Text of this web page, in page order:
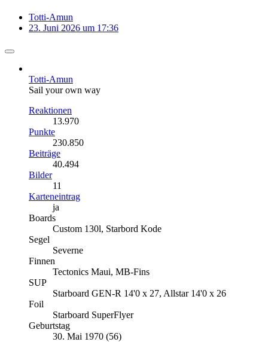
Totti-Amun
23. Juni 2026 um 17:36
Totti-Amun
Sail your own way
Reaktionen
13.970
Punkte
230.850
Beiträge
40.494
Bilder
11
Karteneintrag
ja
Boards
Custom 130l, Starbord Kode
Segel
Severne
Finnen
Tectonics Maui, MB-Fins
SUP
Starboard GEN-R 14'0 x 27, Allstar 14'0 x 26
Foil
Starboard SuperFlyer
Geburtstag
30. Mai 1970 (56)